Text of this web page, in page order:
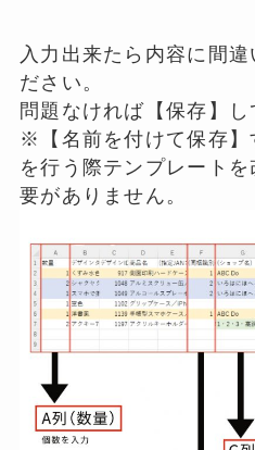
入力出来たら内容に間
ださい。
問題なければ【保存】し
※【名前を付けて保存】
を行う際テンプレート
要がありません。